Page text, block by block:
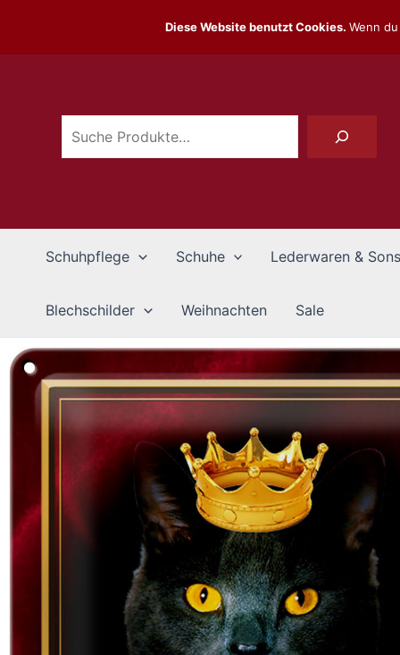
springen Suchen
Schuhpflege Schuhe Lederwaren &
Blechschilder Weihnachten Sale
Diese Website benutzt Cookies. Wenn